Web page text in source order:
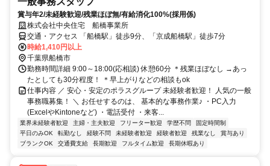
賞与年2/未経験歓迎/残業ほぼ無/有給消化100%(採用係)
株式会社中央住宅 船橋事業所
交通・アクセス 「船橋駅」徒歩9分、「京成船橋駅」徒歩7分
時給1,410円以上
千葉県船橋市
勤務時間詳細 9:00～18:00(応相談) 休憩60分 ＊残業ほぼなし →あっ
たとしても30分程度！ ＊早上がりなどの相談もok
仕事内容 ／ 安心・安定のポラスグループ 未経験者歓迎！ 人気の一般
事務職募集！ ＼ お任せするのは、 基本的な事務作業♪ ・PC入力
(ExcelやKintoneなど) ・電話受付 ・来客...
業界未経験者歓迎 主婦・主夫歓迎 フリーター歓迎 学歴不問
固定時間制
平日のみOK
転勤なし 経験不問 未経験者歓迎 経験者歓迎 残業なし
賞与あり
ブランクOK
交通費支給 長期歓迎 フルタイム歓迎 長期休暇あり